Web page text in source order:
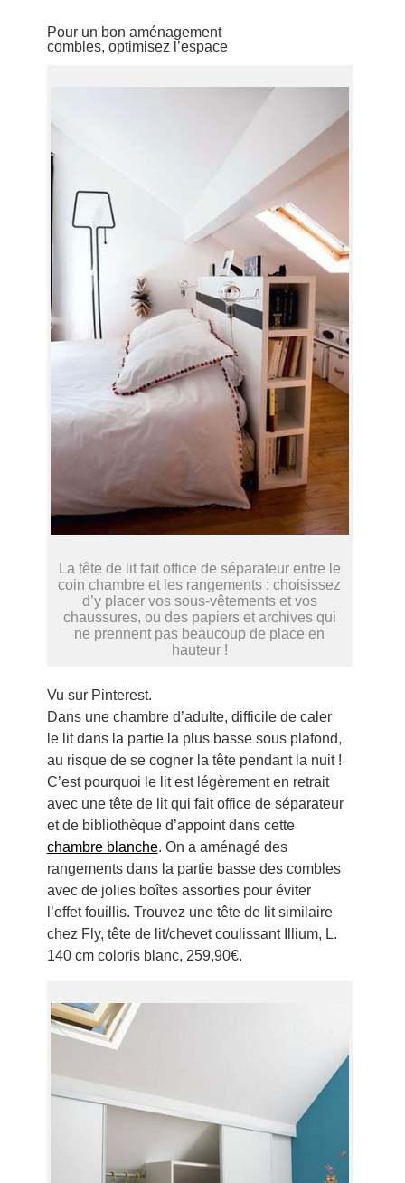
Pour un bon aménagement
combles, optimisez l’espace
La tête de lit fait office de séparateur entre le
coin chambre et les rangements : choisissez
d’y placer vos sous-vêtements et vos
chaussures, ou des papiers et archives qui
ne prennent pas beaucoup de place en
hauteur !
Vu sur Pinterest.
Dans une chambre d’adulte, difficile de caler
le lit dans la partie la plus basse sous plafond,
au risque de se cogner la tête pendant la nuit !
C’est pourquoi le lit est légèrement en retrait
avec une tête de lit qui fait office de séparateur
et de bibliothèque d’appoint dans cette
chambre blanche. On a aménagé des
rangements dans la partie basse des combles
avec de jolies boîtes assorties pour éviter
l’effet fouillis. Trouvez une tête de lit similaire
chez Fly, tête de lit/chevet coulissant Illium, L.
140 cm coloris blanc, 259,90€.